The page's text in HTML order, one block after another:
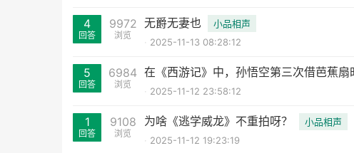
4
回答
9972
浏览
无爵无妻也
小品相声
2025-11-13 08:28:12
5
回答
6984
浏览
在《西游记》中，孙悟空第三次借芭蕉扇
2025-11-12 23:58:12
1
回答
9108
浏览
为啥《逃学威龙》不重拍呀？
小品相声
2025-11-12 19:23:19